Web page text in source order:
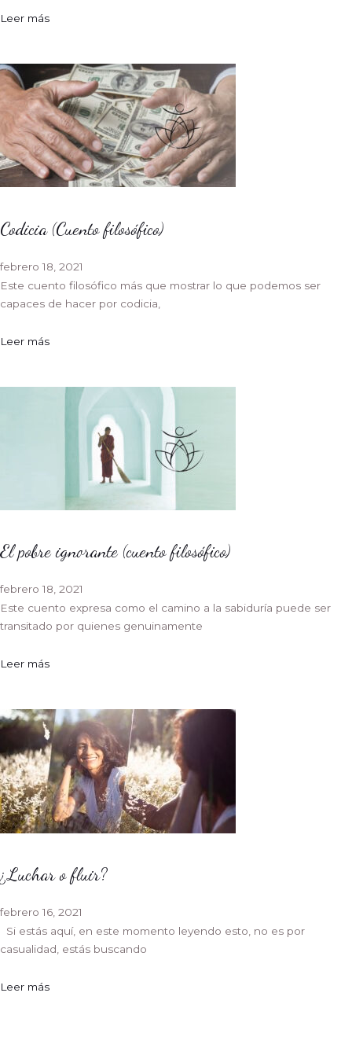
Leer más
Codicia (Cuento filosófico)
febrero 18, 2021
Este cuento filosófico más que mostrar lo que podemos ser
capaces de hacer por codicia,
Leer más
El pobre ignorante (cuento filosófico)
febrero 18, 2021
Este cuento expresa como el camino a la sabiduría puede ser
transitado por quienes genuinamente
Leer más
¿Luchar o fluir?
febrero 16, 2021
Si estás aquí, en este momento leyendo esto, no es por
casualidad, estás buscando
Leer más